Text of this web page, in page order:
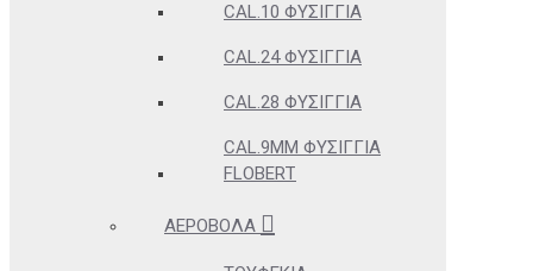
CAL.10 ΦΥΣΊΓΓΙΑ
CAL.24 ΦΥΣΊΓΓΙΑ
CAL.28 ΦΥΣΊΓΓΙΑ
CAL.9MM ΦΥΣΊΓΓΙΑ
FLOBERT
ΑΕΡΟΒΌΛΑ